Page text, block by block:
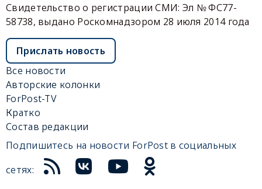
Свидетельство о регистрации СМИ: Эл № ФС77-
58738, выдано Роскомнадзором 28 июля 2014 года
Прислать новость
Все новости
Авторские колонки
ForPost-TV
Кратко
Состав редакции
Подпишитесь на новости ForPost в социальных
сетях: